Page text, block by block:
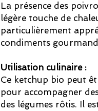
La présence des
légère touche de
particulièrement
condiments
Utilisation culinaire :
Ce ketchup bio peut
pour accompagner
des légumes rôtis. Il